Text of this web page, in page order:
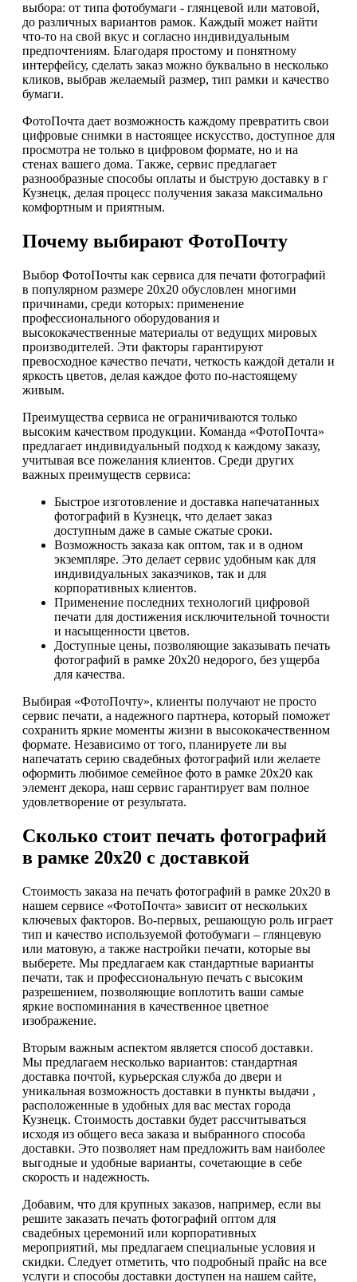
выбора: от типа фотобумаги - глянцевой или матовой,
до различных вариантов рамок. Каждый может найти
что-то на свой вкус и согласно индивидуальным
предпочтениям. Благодаря простому и понятному
интерфейсу, сделать заказ можно буквально в несколько
кликов, выбрав желаемый размер, тип рамки и качество
бумаги.
ФотоПочта дает возможность каждому превратить свои
цифровые снимки в настоящее искусство, доступное для
просмотра не только в цифровом формате, но и на
стенах вашего дома. Также, сервис предлагает
разнообразные способы оплаты и быструю доставку в г
Кузнецк, делая процесс получения заказа максимально
комфортным и приятным.
Почему выбирают ФотоПочту
Выбор ФотоПочты как сервиса для печати фотографий
в популярном размере 20х20 обусловлен многими
причинами, среди которых: применение
профессионального оборудования и
высококачественные материалы от ведущих мировых
производителей. Эти факторы гарантируют
превосходное качество печати, четкость каждой детали и
яркость цветов, делая каждое фото по-настоящему
живым.
Преимущества сервиса не ограничиваются только
высоким качеством продукции. Команда «ФотоПочта»
предлагает индивидуальный подход к каждому заказу,
учитывая все пожелания клиентов. Среди других
важных преимуществ сервиса:
Быстрое изготовление и доставка напечатанных
фотографий в Кузнецк, что делает заказ
доступным даже в самые сжатые сроки.
Возможность заказа как оптом, так и в одном
экземпляре. Это делает сервис удобным как для
индивидуальных заказчиков, так и для
корпоративных клиентов.
Применение последних технологий цифровой
печати для достижения исключительной точности
и насыщенности цветов.
Доступные цены, позволяющие заказывать печать
фотографий в рамке 20х20 недорого, без ущерба
для качества.
Выбирая «ФотоПочту», клиенты получают не просто
сервис печати, а надежного партнера, который поможет
сохранить яркие моменты жизни в высококачественном
формате. Независимо от того, планируете ли вы
напечатать серию свадебных фотографий или желаете
оформить любимое семейное фото в рамке 20х20 как
элемент декора, наш сервис гарантирует вам полное
удовлетворение от результата.
Сколько стоит печать фотографий
в рамке 20х20 с доставкой
Стоимость заказа на печать фотографий в рамке 20х20 в
нашем сервисе «ФотоПочта» зависит от нескольких
ключевых факторов. Во-первых, решающую роль играет
тип и качество используемой фотобумаги – глянцевую
или матовую, а также настройки печати, которые вы
выберете. Мы предлагаем как стандартные варианты
печати, так и профессиональную печать с высоким
разрешением, позволяющие воплотить ваши самые
яркие воспоминания в качественное цветное
изображение.
Вторым важным аспектом является способ доставки.
Мы предлагаем несколько вариантов: стандартная
доставка почтой, курьерская служба до двери и
уникальная возможность доставки в пункты выдачи ,
расположенные в удобных для вас местах города
Кузнецк. Стоимость доставки будет рассчитываться
исходя из общего веса заказа и выбранного способа
доставки. Это позволяет нам предложить вам наиболее
выгодные и удобные варианты, сочетающие в себе
скорость и надежность.
Добавим, что для крупных заказов, например, если вы
решите заказать печать фотографий оптом для
свадебных церемоний или корпоративных
мероприятий, мы предлагаем специальные условия и
скидки. Следует отметить, что подробный прайс на все
услуги и способы доставки доступен на нашем сайте,